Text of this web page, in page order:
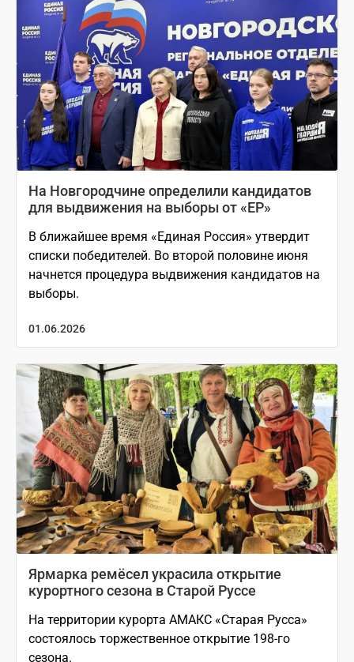
На Новгородчине определили кандидатов
для выдвижения на выборы от «ЕР»
В ближайшее время «Единая Россия» утвердит
списки победителей. Во второй половине июня
начнется процедура выдвижения кандидатов на
выборы.
01.06.2026
Ярмарка ремёсел украсила открытие
курортного сезона в Старой Руссе
На территории курорта АМАКС «Старая Русса»
состоялось торжественное открытие 198-го
сезона.